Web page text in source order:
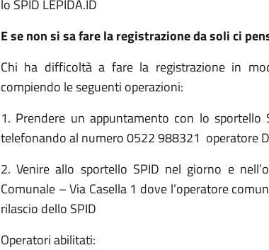
lo SPID LEPIDA.ID
E se non si sa fare la registrazione da soli ci
Chi ha difficoltà a fare la registrazione in
compiendo le seguenti operazioni:
1. Prendere un appuntamento con lo
telefonando al numero 0522 988321 operatore
2. Venire allo sportello SPID nel giorno e
Comunale – Via Casella 1 dove l’operatore
rilascio dello SPID
Operatori abilitati: